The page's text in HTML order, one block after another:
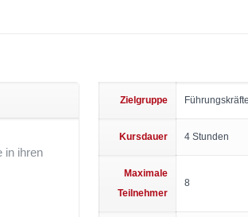
in ihren
Zielgruppe
Kursdauer 4 Stunden
Maximale
Teilnehmer
8